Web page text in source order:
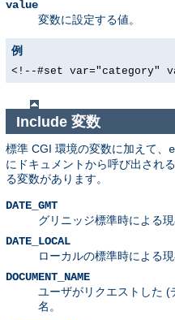
value
変数に設定する値。
例
<!--#set var="category"
Include 変数
標準 CGI 環境の変数に加えて、
にドキュメントから呼び出され
る変数があります。
DATE_GMT
グリニッジ標準時による現
DATE_LOCAL
ローカルの標準時による現
DOCUMENT_NAME
ユーザがリクエストした
名。